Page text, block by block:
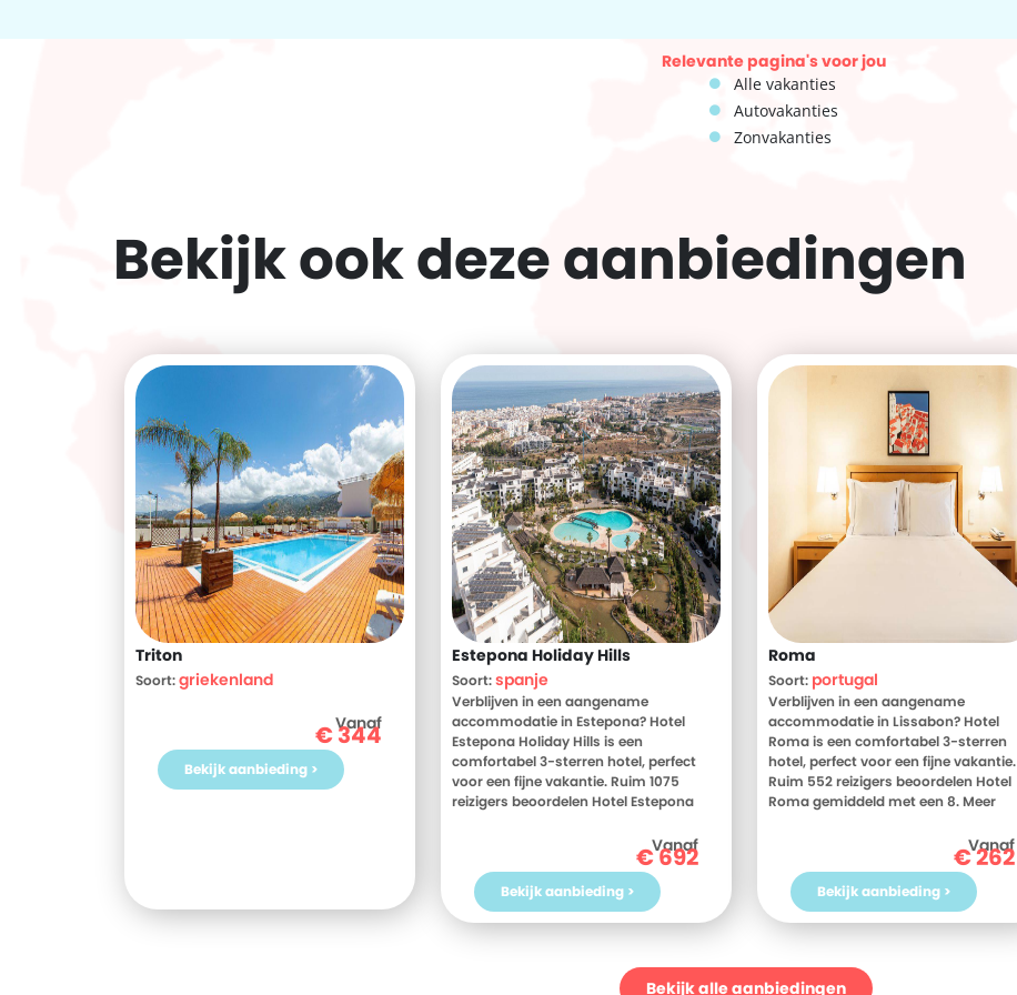
Relevante pagina's voor jou
Alle vakanties
Autovakanties
Zonvakanties
Bekijk ook dezeaanbiedingen
Triton
Soort:griekenland
Vanaf
€344
Bekijk aanbieding >
Estepona Holiday Hills
Soort:spanje
Verblijven in een aangename
accommodatie in Estepona? Hotel
Estepona Holiday Hills is een
comfortabel 3-sterren hotel, perfect
voor een fijne vakantie. Ruim 1075
reizigers beoordelen Hotel Estepona
weten? Bekijk dan nu de foto's en
beoordelingen van Hotel Estepona
Holiday Hills, voor meer informatie! Ben
jij toe aan een heerlijke vakantie in
Spanje? Boek jouw vakantie naar Hotel
Vanaf
€692
Bekijk aanbieding >
Roma
Soort: portugal
Verblijven in een aangename
accommodatie in Lissabon? Hotel
Roma is een comfortabel 3-sterren
hotel, perfect voor een fijne vakantie.
Ruim 552 reizigers beoordelen Hotel
Roma gemiddeld met een 8. Meer
beoordelingen van Hotel Roma, voor
meer informatie! Ben jij toe aan een
heerlijke vakantie in Portugal? Boek
jouw vakantie naar Hotel Roma
vandaag nog!
Vanaf
€262
Bekijk aanbieding >
Bekijk alle aanbiedingen